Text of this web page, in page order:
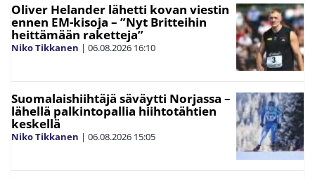
Oliver Helander lähetti kovan viestin
ennen EM-kisoja – ”Nyt Britteihin
heittämään raketteja”
Niko Tikkanen | 06.08.2026 16:10
Suomalaishiihtäjä säväytti Norjassa –
lähellä palkintopallia hiihtotähtien
keskellä
Niko Tikkanen | 06.08.2026 15:05